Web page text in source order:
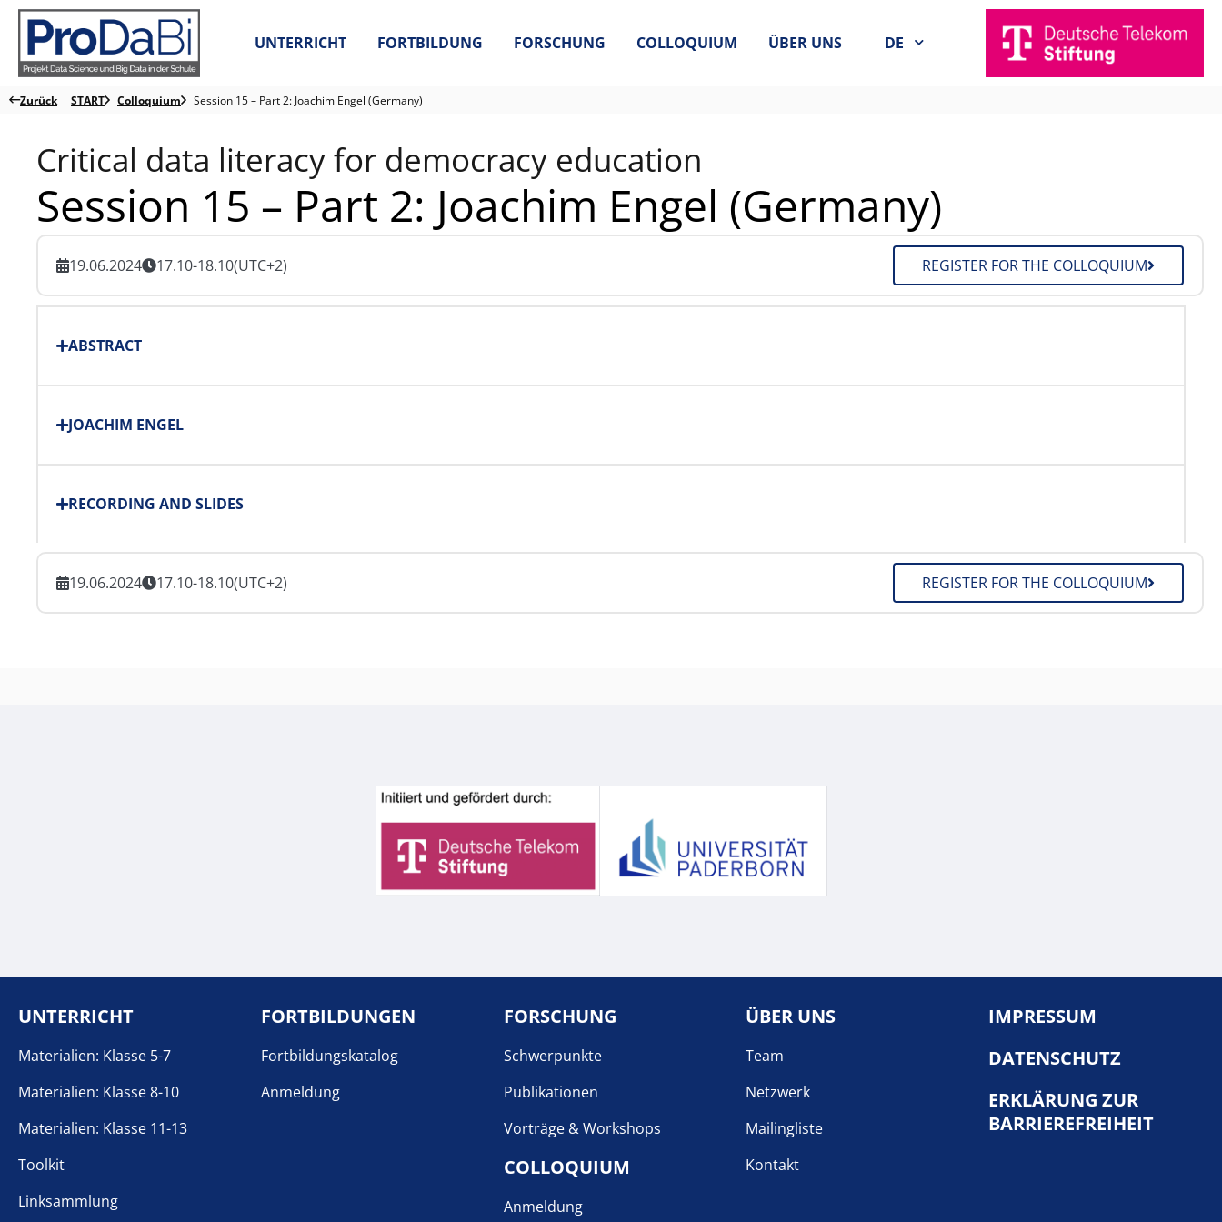
Zum
Inhalt
springen
UNTERRICHT FORTBILDUNG FORSCHUNG COLLOQUIUM ÜBER UNS DE
Zurück START Colloquium Session 15 – Part 2: Joachim Engel (Germany)
Session 15 – Part 2: Joachim Engel (Germany)
Critical data literacy for democracy education
19.06.2024 17.10-18.10(UTC+2) REGISTER FOR THE COLLOQUIUM
ABSTRACT
JOACHIM ENGEL
RECORDING AND SLIDES
19.06.2024 17.10-18.10(UTC+2) REGISTER FOR THE COLLOQUIUM
UNTERRICHT
Materialien: Klasse 5-7
Materialien: Klasse 8-10
Materialien: Klasse 11-13
Toolkit
Linksammlung
FORTBILDUNGEN
Fortbildungskatalog
Anmeldung
FORSCHUNG
Schwerpunkte
Publikationen
Vorträge & Workshops
COLLOQUIUM
Anmeldung
ÜBER UNS
Team
Netzwerk
Mailingliste
Kontakt
IMPRESSUM
DATENSCHUTZ
ERKLÄRUNG ZUR
BARRIEREFREIHEIT